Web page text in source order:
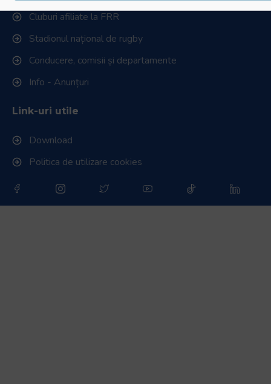
Cluburi afiliate la FRR
Stadionul național de rugby
Conducere, comisii și departamente
Info - Anunțuri
Link-uri utile
Download
Politica de utilizare cookies